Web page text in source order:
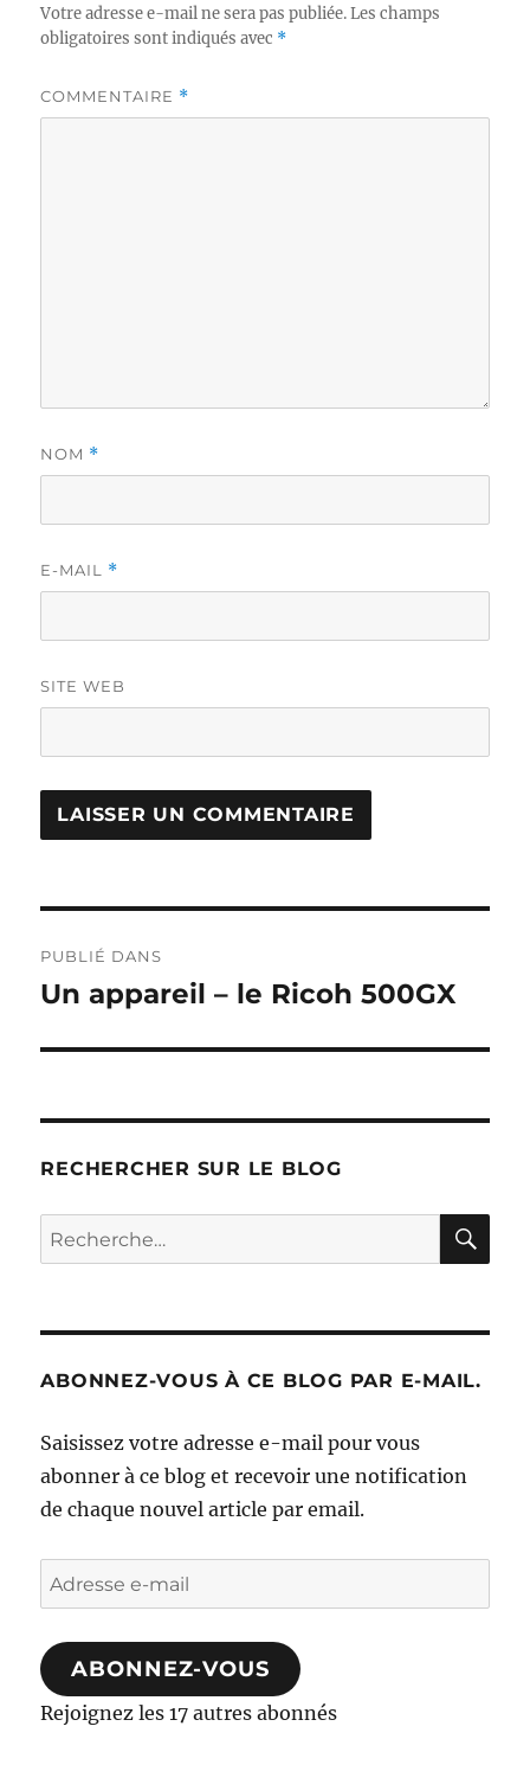
Votre adresse e-mail ne sera pas publiée. Les champs
obligatoires sont indiqués avec *
COMMENTAIRE *
NOM *
E-MAIL *
SITE WEB
de
PUBLIÉ DANS
Un appareil – le Ricoh 500GX
RECHERCHER SUR LE BLOG
Recherche
pour :
ABONNEZ-VOUS À CE BLOG PAR E-MAIL.
Saisissez votre adresse e-mail pour vous
abonner à ce blog et recevoir une notification
de chaque nouvel article par email.
Adresse
e-
mail
ABONNEZ-VOUS
Rejoignez les 17 autres abonnés